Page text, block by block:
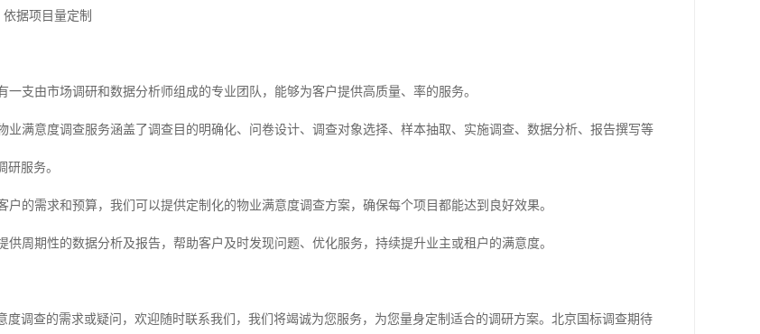
据项目量定制
支由市场调研和数据分析师组成的专业团队，能够为客户提供高质量、率的服务。
满意度调查服务涵盖了调查目的明确化、问卷设计、调查对象选择、样本抽取、实施调查、数据分析、报告撰写等
研服务。
的需求和预算，我们可以提供定制化的物业满意度调查方案，确保每个项目都能达到良好效果。
周期性的数据分析及报告，帮助客户及时发现问题、优化服务，持续提升业主或租户的满意度。
度调查的需求或疑问，欢迎随时联系我们，我们将竭诚为您服务，为您量身定制适合的调研方案。北京国标调查期待